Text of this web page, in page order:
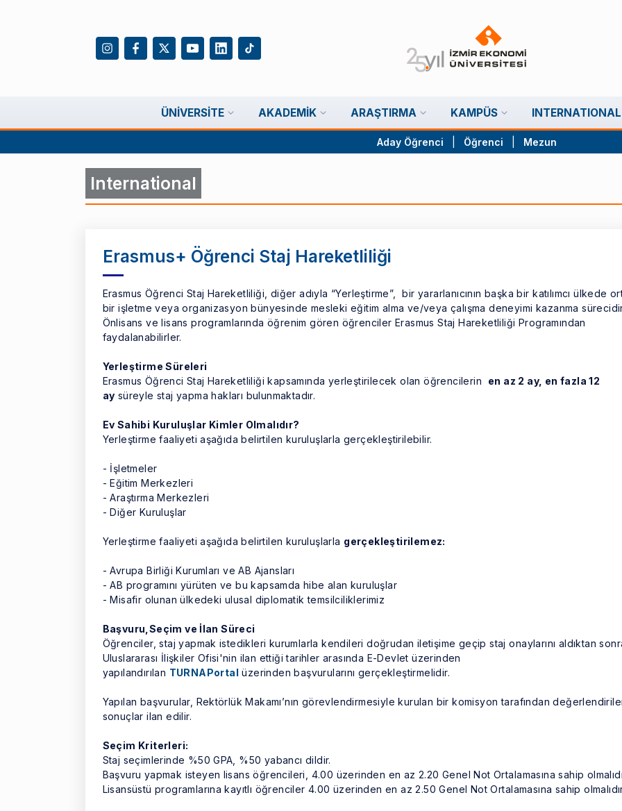
ÜNIVERSITE AKADEMIK ARAŞTIRMA KAMPÜS INTERNATIONAL
Aday Öğrenci Öğrenci Mezun
International
Erasmus+ Öğrenci Staj Hareketliliği
Erasmus Öğrenci Staj Hareketliliği, diğer adıyla “Yerleştirme”, bir yararlanıcının başka bir katılımcı ülkede
bir işletme veya organizasyon bünyesinde mesleki eğitim alma ve/veya çalışma deneyimi kazanma
Önlisans ve lisans programlarında öğrenim gören öğrenciler Erasmus Staj Hareketliliği Programından
faydalanabilirler.
Yerleştirme Süreleri
Erasmus Öğrenci Staj Hareketliliği kapsamında yerleştirilecek olan öğrencilerin en az 2 ay, en fazla 12
ay süreyle staj yapma hakları bulunmaktadır.
Ev Sahibi Kuruluşlar Kimler Olmalıdır?
Yerleştirme faaliyeti aşağıda belirtilen kuruluşlarla gerçekleştirilebilir.
- İşletmeler
- Eğitim Merkezleri
- Araştırma Merkezleri
- Diğer Kuruluşlar
Yerleştirme faaliyeti aşağıda belirtilen kuruluşlarla gerçekleştirilemez:
- Avrupa Birliği Kurumları ve AB Ajansları
- AB programını yürüten ve bu kapsamda hibe alan kuruluşlar
- Misafir olunan ülkedeki ulusal diplomatik temsilciliklerimiz
Başvuru,Seçim ve İlan Süreci
Öğrenciler, staj yapmak istedikleri kurumlarla kendileri doğrudan iletişime geçip staj onaylarını aldıktan
Uluslararası İlişkiler Ofisi'nin ilan ettiği tarihler arasında E-Devlet üzerinden
yapılandırılan TURNAPortal üzerinden başvurularını gerçekleştirmelidir.
Yapılan başvurular, Rektörlük Makamı’nın görevlendirmesiyle kurulan bir komisyon tarafından
sonuçlar ilan edilir.
Seçim Kriterleri:
Staj seçimlerinde %50 GPA, %50 yabancı dildir.
Başvuru yapmak isteyen lisans öğrencileri, 4.00 üzerinden en az 2.20 Genel Not Ortalamasına sahip
Lisansüstü programlarına kayıtlı öğrenciler 4.00 üzerinden en az 2.50 Genel Not Ortalamasına sahip